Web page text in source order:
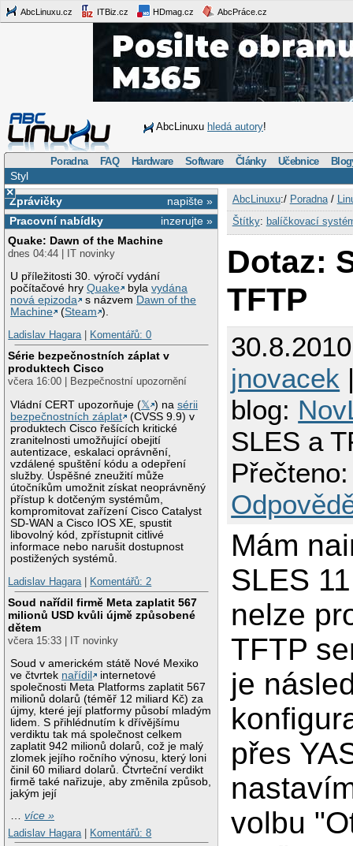
AbcLinuxu.cz ITBiz.cz HDmag.cz AbcPráce.cz
AbcLinuxu hledá autory!
Poradna FAQ Hardware Software Články Učebnice
Styl
×
napište »
Zprávičky
inzerujte »
Pracovní nabídky
Quake: Dawn of the Machine
dnes 04:44 | IT novinky
U příležitosti 30. výročí vydání
počítačové hryQuake bylavydána
nová epizoda
s názvem Dawn of the
Machine
(Steam ).
Ladislav Hagara| Komentářů: 0
Série bezpečnostních záplat v
produktech Cisco
včera 16:00 | Bezpečnostní upozornění
Vládní CERT upozorňuje (𝕏 ) nasérii
bezpečnostních záplat
(CVSS 9.9) v
produktech Cisco řešících kritické
zranitelnosti umožňující obejití
autentizace, eskalaci oprávnění,
vzdálené spuštění kódu a odepření
služby. Úspěšné zneužití může
útočníkům umožnit získat neoprávněný
přístup k dotčeným systémům,
kompromitovat zařízení Cisco Catalyst
SD-WAN a Cisco IOS XE, spustit
libovolný kód, zpřístupnit citlivé
informace nebo narušit dostupnost
postižených systémů.
Ladislav Hagara| Komentářů: 2
Soud nařídil firmě Meta zaplatit 567
milionů USD kvůli újmě způsobené
dětem
včera 15:33 | IT novinky
Soud v americkém státě Nové Mexiko
ve čtvrtek nařídil
internetové
společnosti Meta Platforms zaplatit 567
milionů dolarů (téměř 12 miliard Kč) za
újmy, které její platformy působí mladým
lidem. S přihlédnutím k dřívějšímu
verdiktu tak má společnost celkem
zaplatit 942 milionů dolarů, což je malý
zlomek jejího ročního výnosu, který loni
činil 60 miliard dolarů. Čtvrteční verdikt
firmě také nařizuje, aby změnila způsob,
jakým její
…více »
Ladislav Hagara
Komentářů: 8
AbcLinuxu:/ Poradna/
Štítky: balíčkovací
Dotaz:
TFTP
jnovacek
blog:
SLES a
Mám
SLES
nelze
TFTP
je
přes
volbu